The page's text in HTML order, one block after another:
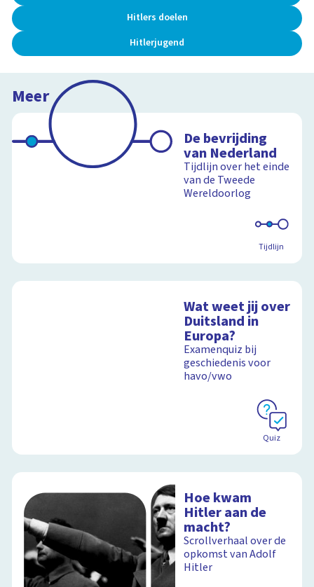
Hitlers doelen
Hitlerjugend
Meer
De bevrijding
van Nederland
Tijdlijn over het einde
van de Tweede
Wereldoorlog
Tijdlijn
Wat weet jij over
Duitsland in
Europa?
Examenquiz bij
geschiedenis voor
havo/vwo
Quiz
Hoe kwam
Hitler aan de
macht?
Scrollverhaal over de
opkomst van Adolf
Hitler